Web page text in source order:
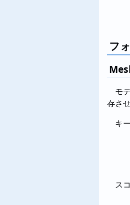
フ
モ
存さ
キ
ス